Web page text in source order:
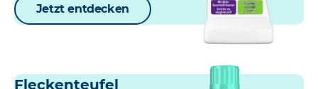
Jetzt entdecken
Fleckenteufel